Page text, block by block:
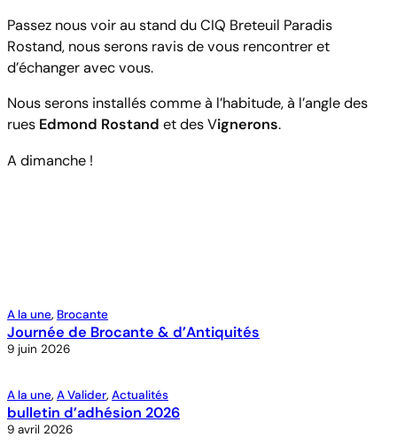
Passez nous voir au stand du CIQ Breteuil Paradis
Rostand, nous serons ravis de vous rencontrer et
d’échanger avec vous.
Nous serons installés comme à l’habitude, à l’angle des
rues Edmond Rostand et des Vignerons.
A dimanche !
A la une, Brocante
Journée de Brocante & d’Antiquités
9 juin 2026
A la une, A Valider, Actualités
bulletin d’adhésion 2026
9 avril 2026